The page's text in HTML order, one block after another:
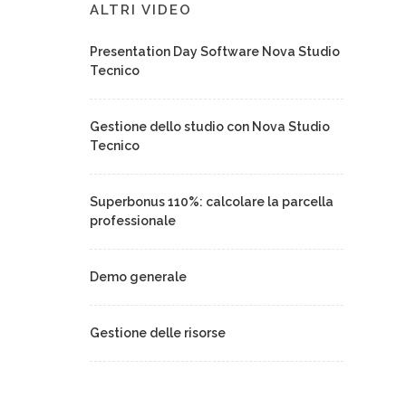
ALTRI VIDEO
Presentation Day Software Nova Studio
Tecnico
Gestione dello studio con Nova Studio
Tecnico
Superbonus 110%: calcolare la parcella
professionale
Demo generale
Gestione delle risorse